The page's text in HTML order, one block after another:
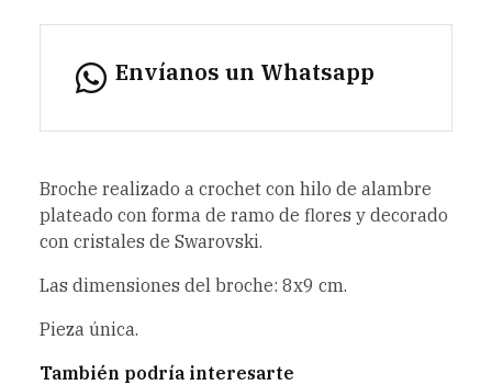
Envíanos un Whatsapp
Broche realizado a crochet con hilo de alambre
plateado con forma de ramo de flores y decorado
con cristales de Swarovski.
Las dimensiones del broche: 8x9 cm.
Pieza única.
También podría interesarte